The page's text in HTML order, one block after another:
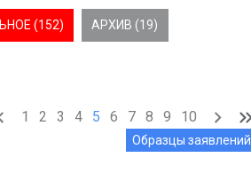
(152) АРХИВ (19)
1 2 3 4 5 6 7 8 9 10
Образцы заявлений